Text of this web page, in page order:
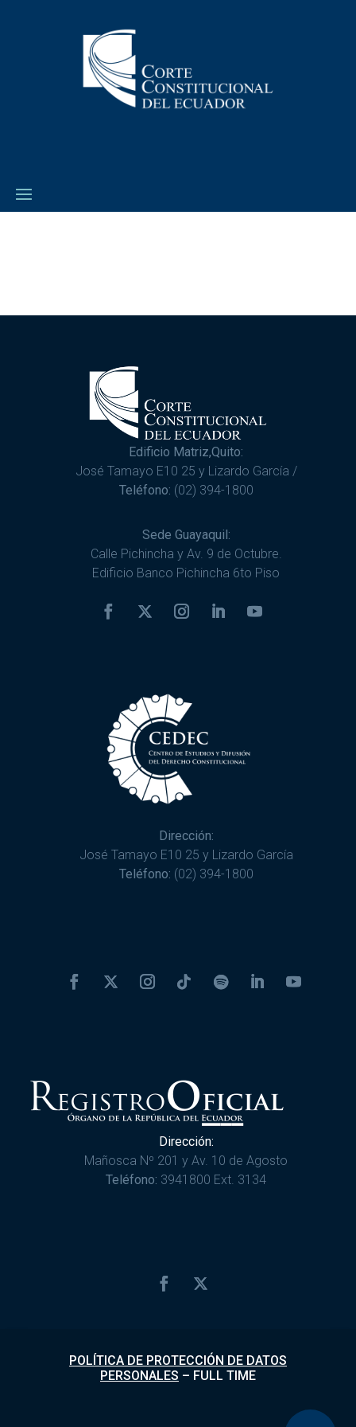
Edificio Matriz,Quito:
José Tamayo E10 25 y Lizardo García /
Teléfono: (02) 394-1800
Sede Guayaquil:
Calle Pichincha y Av. 9 de Octubre.
Edificio Banco Pichincha 6to Piso
Dirección:
José Tamayo E10 25 y Lizardo García
Teléfono: (02) 394-1800
Dirección:
Mañosca Nº 201 y Av. 10 de Agosto
Teléfono: 3941800 Ext. 3134
POLÍTICA DE PROTECCIÓN DE DATOS
PERSONALES – FULL TIME